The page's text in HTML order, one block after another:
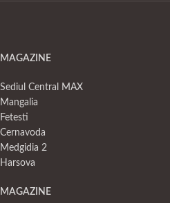
MAGAZINE
Sediul Central MAX
Mangalia
Fetesti
Cernavoda
Medgidia 2
Harsova
MAGAZINE